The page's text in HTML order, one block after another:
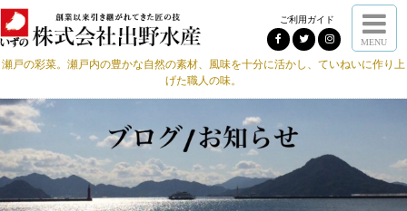
ご利用ガイド
MENU
瀬戸の彩菜。瀬戸内の豊かな自然の素材、風味を十分に活かし、ていねいに作り上
げた職人の味。